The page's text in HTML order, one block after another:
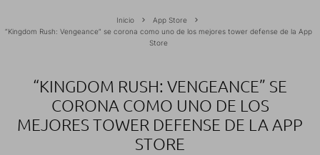
Inicio
App Store
“Kingdom Rush: Vengeance” se corona como uno de los mejores tower defense de la App
Store
“KINGDOM RUSH: VENGEANCE” SE
CORONA COMO UNO DE LOS
MEJORES TOWER DEFENSE DE LA APP
STORE